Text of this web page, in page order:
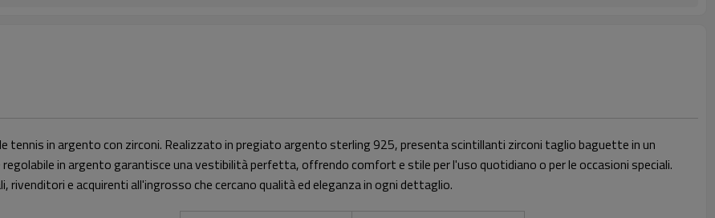
tennis in argento con zirconi. Realizzato in pregiato argento sterling 925, presenta scintillanti zirconi taglio baguette in un
in argento garantisce una vestibilità perfetta, offrendo comfort e stile per l'uso quotidiano o per le occasioni speciali.
rivenditori e acquirenti all'ingrosso che cercano qualità ed eleganza in ogni dettaglio.